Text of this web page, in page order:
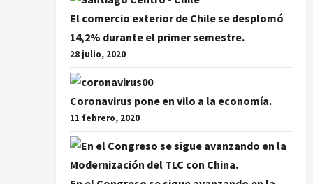
El comercio exterior de Chile se desplomó
14,2% durante el primer semestre.
28 julio, 2020
Coronavirus pone en vilo a la economía.
11 febrero, 2020